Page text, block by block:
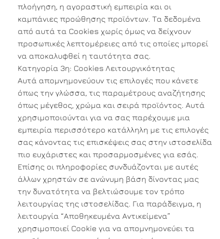
πλοήγηση, η αγοραστική εμπειρία και οι
καμπάνιες προώθησης προϊόντων. Τα δεδομένα
από αυτά τα Cookies χωρίς όμως να δείχνουν
προσωπικές λεπτομέρειες από τις οποίες μπορεί
να αποκαλυφθεί η ταυτότητα σας.
Κατηγορία 3η: Cookies Λειτουργικότητας
Αυτά απομνημονεύουν τις επιλογές που κάνετε
όπως την γλώσσα, τις παραμέτρους αναζήτησης
όπως μέγεθος, χρώμα και σειρά προϊόντος. Αυτά
χρησιμοποιούνται για να σας παρέχουμε μια
εμπειρία περισσότερο κατάλληλη με τις επιλογές
σας κάνοντας τις επισκέψεις σας στην ιστοσελίδα
πιο ευχάριστες και προσαρμοσμένες για εσάς.
Επίσης οι πληροφορίες συνδυάζονται με αυτές
άλλων χρηστών σε ανώνυμη βάση δίνοντας μας
την δυνατότητα να βελτιώσουμε τον τρόπο
λειτουργίας της ιστοσελίδας. Για παράδειγμα, η
λειτουργία “Αποθηκευμένα Αντικείμενα”
χρησιμοποιεί Cookie για να απομνημονεύει τα